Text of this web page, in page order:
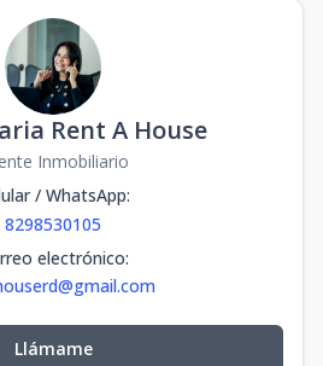
Rent A House
Inmobiliario
/ WhatsApp:
8298530105
electrónico:
Llámame